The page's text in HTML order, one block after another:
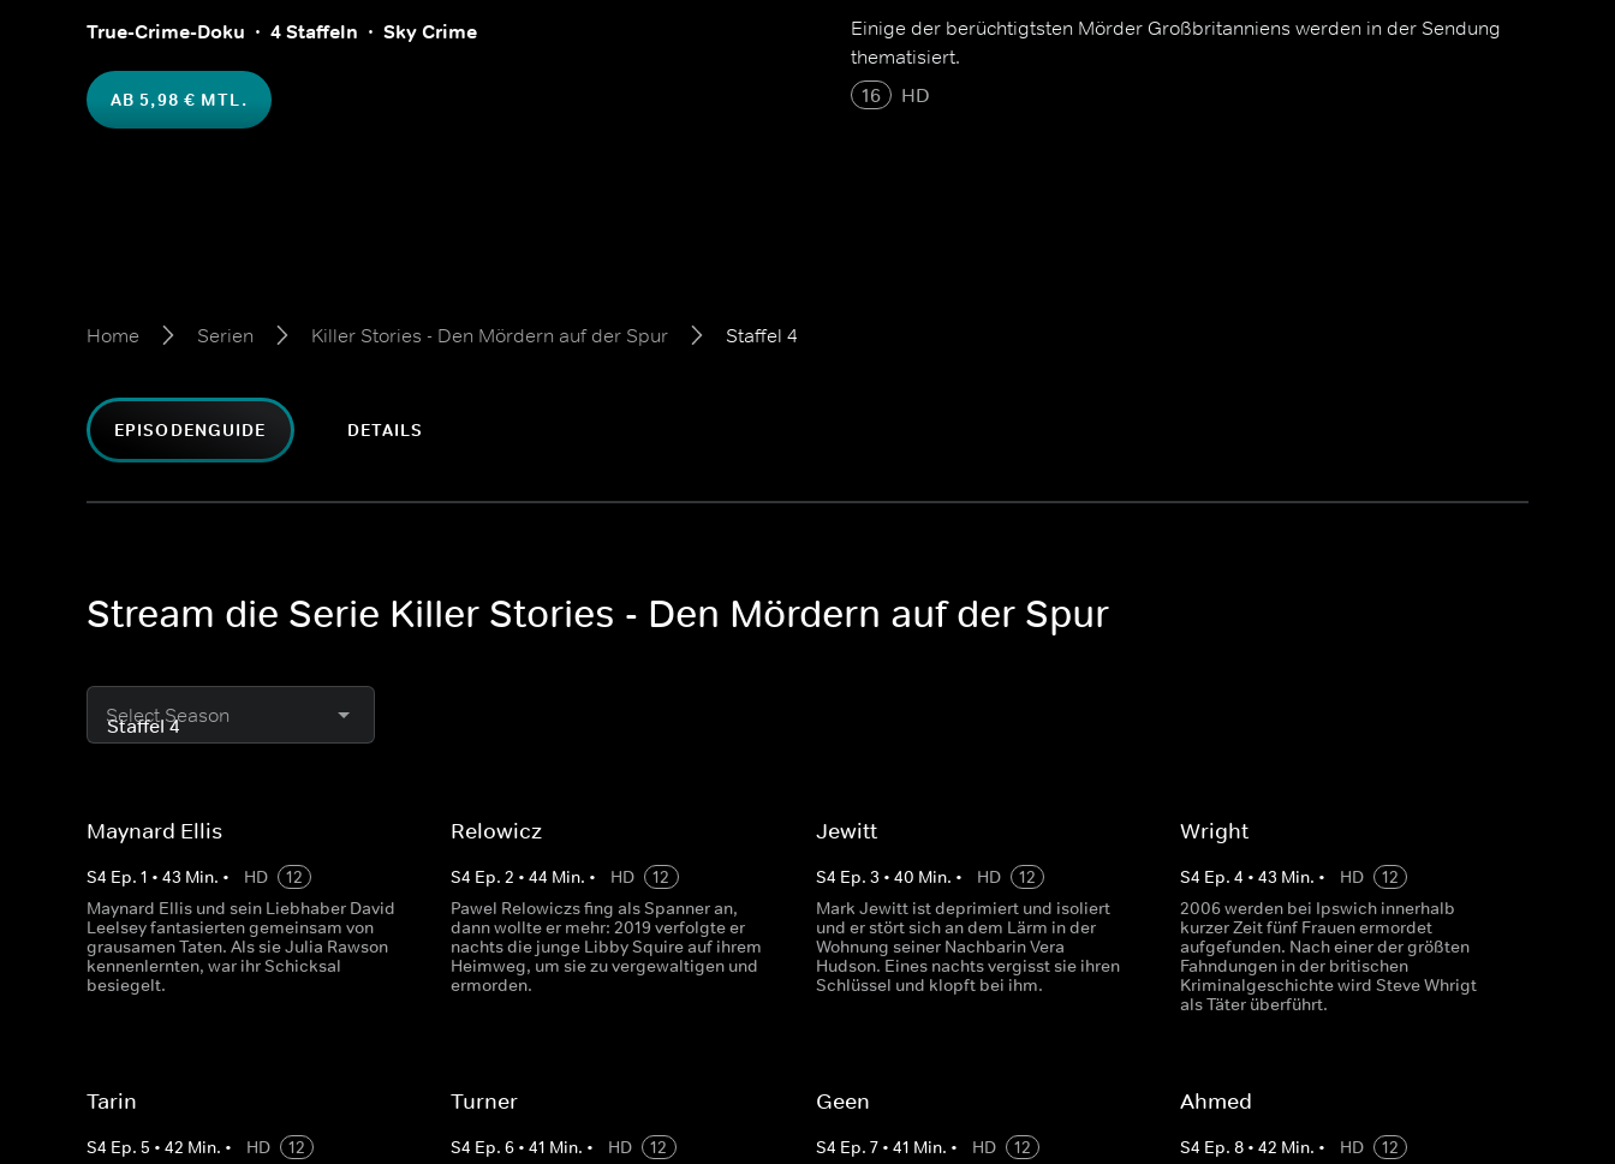
True-Crime-Doku 4 Staffeln Sky Crime
AB 5,98 € MTL.
Einige der berüchtigtsten Mörder Großbritanniens werden in der Sendung
thematisiert.
16
HD
Home Serien Killer Stories - Den Mördern auf der Spur Staffel 4
EPISODENGUIDE DETAILS
Stream die Serie Killer Stories - Den Mördern auf der Spur
Select Season
Maynard Ellis
S4 Ep. 1 • 43 Min. • HD
12
Maynard Ellis und sein Liebhaber David
Leelsey fantasierten gemeinsam von
grausamen Taten. Als sie Julia Rawson
kennenlernten, war ihr Schicksal
besiegelt.
Relowicz
S4 Ep.2 •44 Min. • HD
12
Pawel Relowiczs fing als Spanner an,
dann wollte er mehr: 2019 verfolgte er
nachts die junge Libby Squire auf ihrem
Heimweg, um sie zu vergewaltigen und
ermorden.
Jewitt
S4 Ep. 3 • 40 Min. • HD
12
Mark Jewitt ist deprimiert und isoliert
und er stört sich an dem Lärm in der
Wohnung seiner Nachbarin Vera
Hudson. Eines nachts vergisst sie ihren
Schlüssel und klopft bei ihm.
Wright
S4 Ep. 4 • 43 Min. • HD
12
2006 werden bei Ipswich innerhalb
kurzer Zeit fünf Frauen ermordet
aufgefunden. Nach einer der größten
Fahndungen in der britischen
Kriminalgeschichte wird Steve Whrigt
als Täter überführt.
Tarin
S4 Ep. 5 • 42 Min. • HD
12
Turner
S4 Ep.6 •41 Min. • HD
12
Geen
S4 Ep. 7• 41 Min. • HD
12
Ahmed
S4 Ep. 8• 42 Min. • HD
12